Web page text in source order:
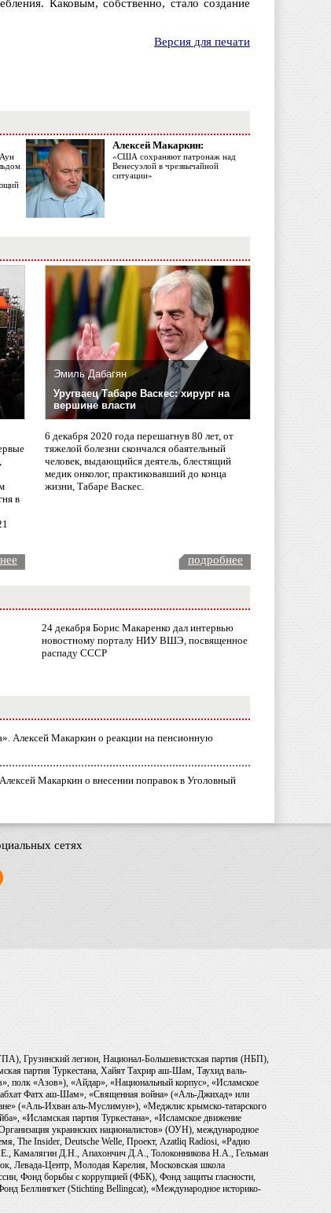
Каковым, собственно, стало создание
Версия для печати
Алексей Макаркин:
«США сохраняют патронаж над
Венесуэлой в чрезвычайной
ситуации»
в
Эмиль Дабагян
Уругваец Табаре Васкес: хирург на
вершине власти
6 декабря 2020 года перешагнув 80 лет, от
тяжелой болезни скончался обаятельный
человек, выдающийся деятель, блестящий
медик онколог, практиковавший до конца
жизни, Табаре Васкес.
подробнее
24 декабря Борис Макаренко дал интервью
новостному порталу НИУ ВШЭ, посвященное
распаду СССР
Алексей Макаркин о реакции на пенсионную
Макаркин о внесении поправок в Уголовный
сетях
Грузинский легион, Национал-Большевистская партия (НБП),
партия Туркестана, Хайят Тахрир аш-Шам, Таухид валь-
полк «Азов»), «Айдар», «Национальный корпус», «Исламское
Фатх аш-Шам», «Священная война» («Аль-Джихад» или
(«Аль-Ихван аль-Муслимун»), «Меджлис крымско-татарского
«Исламская партия Туркестана», «Исламское движение
украинских националистов» (ОУН), международное
The Insider, Deutsche Welle, Проект, Azatliq Radiosi, «Радио
Камалягин Д.Н., Апахончич Д.А., Толоконникова Н.А., Гельман
Левада-Центр, Молодая Карелия, Московская школа
Фонд борьбы с коррупцией (ФБК), Фонд защиты гласности,
Беллингкет (Stichting Bellingcat), «Международное историко-